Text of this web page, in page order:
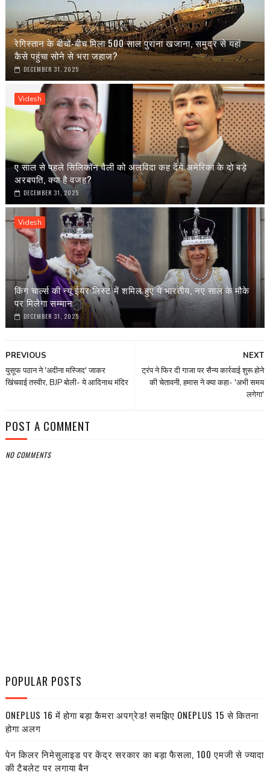
रेगिस्तान के बीचों-बीच मिला 500 साल पुराना खजाना, समुद्र से यहां
कैसे पहुंचा सोने से भरा जहाज?
DECEMBER 31, 2025
Videsh
ए साल से पहले सिलिकॉन वैली को अलविदा कह देंगे अमेरिका के दो बड़े
अरबपति, क्या है वजह?
DECEMBER 31, 2025
Videsh
किंग चार्ल्स की न्यू ईयर लिस्ट में शमिल हुए ये भारतीय, नए साल के मौके
पर मिलेगा सम्मान
DECEMBER 31, 2025
NEXT
ट्रंप ने फिर दी गाजा पर सैन्य कार्रवाई शुरू होने
की चेतावनी, हमास ने क्या कहा- 'अभी समय
लगेगा'
PREVIOUS
युसूफ पठान ने 'अदीना मस्जिद' जाकर
खिंचवाई तस्वीर, BJP बोली- ये आदिनाथ मंदिर
POST A COMMENT
NO COMMENTS
POPULAR POSTS
ONEPLUS 16 में होगा बड़ा कैमरा अपग्रेड! समझिए ONEPLUS 15 से कितना
होगा अलग
पेन किलर निमेसुलाइड पर केंद्र सरकार का बड़ा फैसला, 100 एमजी से ज्यादा
की टैबलेट पर लगाया बैन